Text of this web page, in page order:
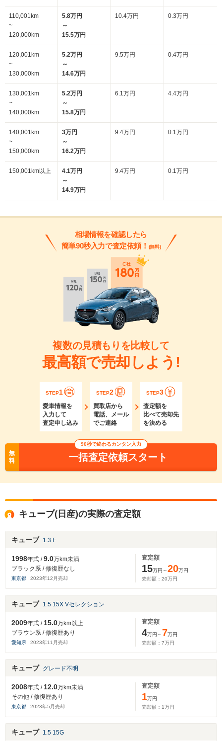
110,001km
~
120,000km
5.8万円
～
15.5万円
10.4万円 0.3万円
120,001km
~
130,000km
5.2万円
～
14.6万円
9.5万円 0.4万円
130,001km
~
140,000km
5.2万円
～
15.8万円
6.1万円 4.4万円
140,001km
~
150,000km
3万円
～
16.2万円
9.4万円 0.1万円
150,001km以上
4.1万円
～
14.9万円
9.4万円 0.1万円
相場情報を確認したら
簡単90秒入力で査定依頼！ (無料)
複数の見積もりを比較して
最高額で売却しよう!
STEP1
愛車情報を
入力して
査定申し込み
STEP2
買取店から
電話、メール
でご連絡
STEP3
査定額を
比べて売却先
を決める
無
料
90秒で終わるカンタン入力
一括査定依頼スタート
キューブ(日産)の実際の査定額
キューブ 1.3 F
1998年式 /9.0万km未満
ブラック系 / 修復歴なし
東京都 2023年12 月売却
査定額
15万円～20万円
売却額： 20万円
キューブ 1.5 15X Vセレクション
2009年式 /15.0万km以上
ブラウン系 / 修復歴あり
愛知県 2023年11 月売却
査定額
4万円～7万円
売却額： 7万円
キューブ グレード不明
2008年式 /12.0万km未満
その他 / 修復歴あり
東京都 2023年5 月売却
査定額
1万円
売却額： 1万円
キューブ 1.5 15G